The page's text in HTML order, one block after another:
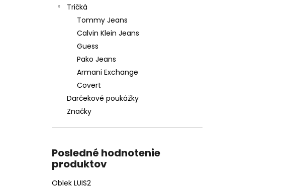
Tričká
Tommy Jeans
Calvin Klein Jeans
Guess
Pako Jeans
Armani Exchange
Covert
Darčekové poukážky
Značky
Posledné hodnotenie
produktov
Oblek LUIS2